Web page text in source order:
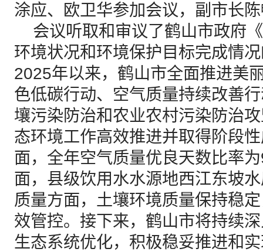
涂应、欧卫华参加会议，副市长
会议听取和审议了鹤山市政府
环境状况和环境保护目标完成情
2025年以来，鹤山市全面推进美
色低碳行动、空气质量持续改善
壤污染防治和农业农村污染防治
态环境工作高效推进并取得阶段
面，全年空气质量优良天数比率
面，县级饮用水水源地西江东坡
质量方面，土壤环境质量保持稳
效管控。接下来，鹤山市将持续
生态系统优化，积极稳妥推进和